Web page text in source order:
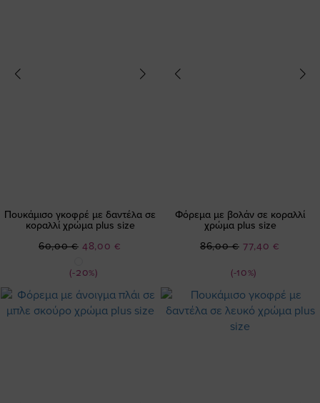
Πουκάμισο γκοφρέ με δαντέλα σε
κοραλλί χρώμα plus size
(-20%)
Ειδική
48,00 €
60,00 €
Φόρεμα με βολάν σε κοραλλί
χρώμα plus size
(-10%)
Ειδική
77,40 €
86,00 €